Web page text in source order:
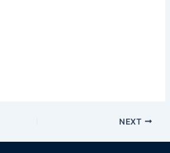
NEXT